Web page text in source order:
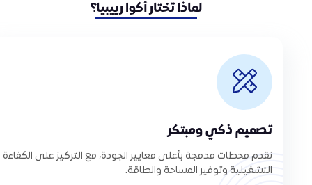
لماذا تختار أكوا رييبيا؟
تصميم ذكي ومبتكر
نقدم محطات مدمجة بأعلى معايير الجودة، مع التركيز على الكفاءة
التشغيلية وتوفير المساحة والطاقة.